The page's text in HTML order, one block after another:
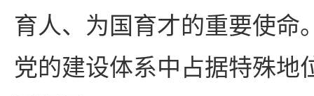
育人、为国育才的重要使命
党的建设体系中占据特殊地